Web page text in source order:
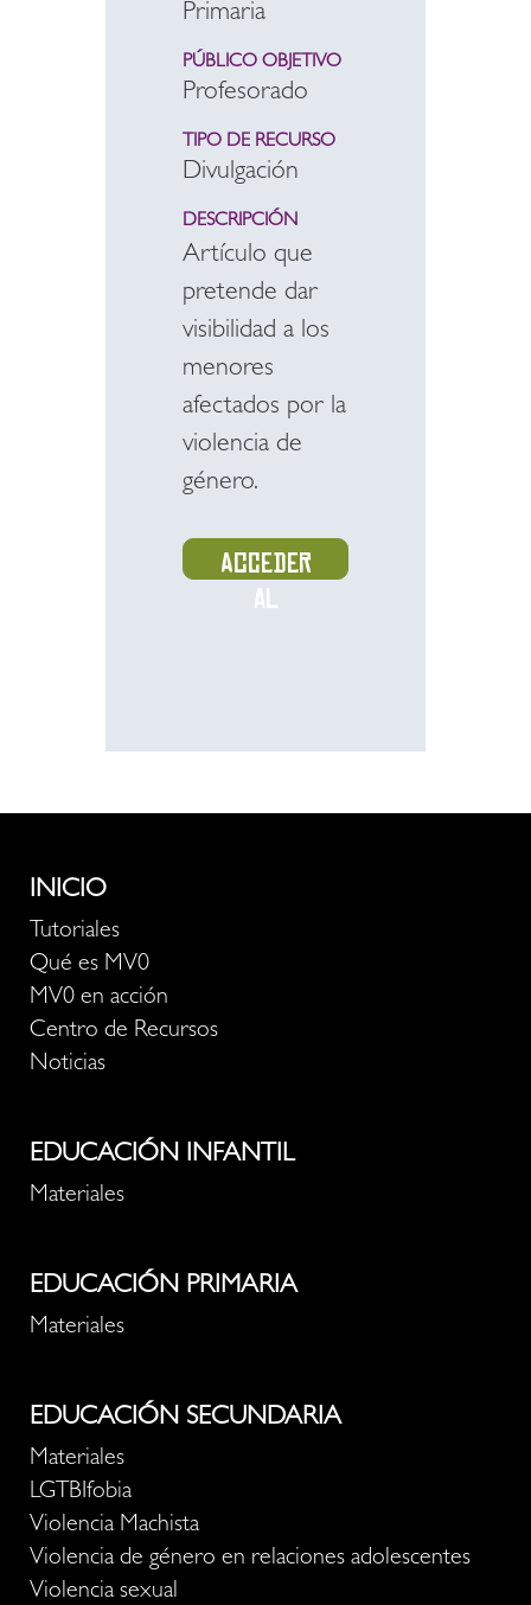
Primaria
PÚBLICO OBJETIVO
Profesorado
TIPO DE RECURSO
Divulgación
DESCRIPCIÓN
Artículo que
pretende dar
visibilidad a los
menores
afectados por la
violencia de
género.
Acceder
al
INICIO
Tutoriales
Qué es MV0
MV0 en acción
Centro de Recursos
Noticias
EDUCACIÓN INFANTIL
Materiales
EDUCACIÓN PRIMARIA
Materiales
EDUCACIÓN SECUNDARIA
Materiales
LGTBIfobia
Violencia Machista
Violencia de género en relaciones adolescentes
Violencia sexual